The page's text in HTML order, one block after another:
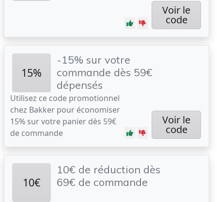
Voir le
code
15%
-15% sur votre
commande dès 59€
dépensés
Utilisez ce code promotionnel
chez Bakker pour économiser
15% sur votre panier dès 59€
de commande
Voir le
code
10€
10€ de réduction dès
69€ de commande